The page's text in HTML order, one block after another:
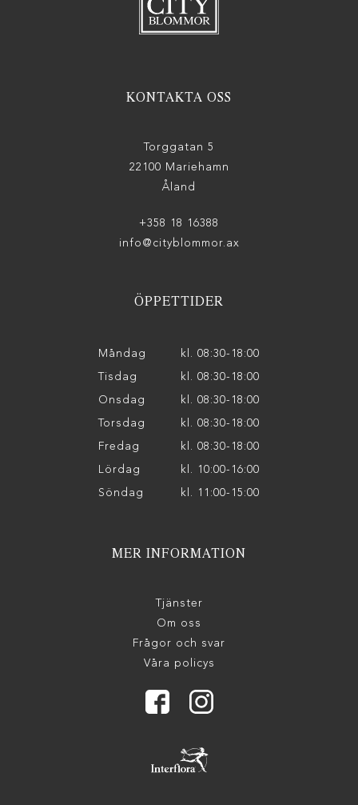
KONTAKTA OSS
Torggatan 5
22100 Mariehamn
Åland
+358 18 16388
info@cityblommor.ax
ÖPPETTIDER
Måndag kl. 08:30-18:00
Tisdag kl. 08:30-18:00
Onsdag kl. 08:30-18:00
Torsdag kl. 08:30-18:00
Fredag kl. 08:30-18:00
Lördag kl. 10:00-16:00
Söndag kl. 11:00-15:00
MER INFORMATION
Tjänster
Om oss
Frågor och svar
Våra policys